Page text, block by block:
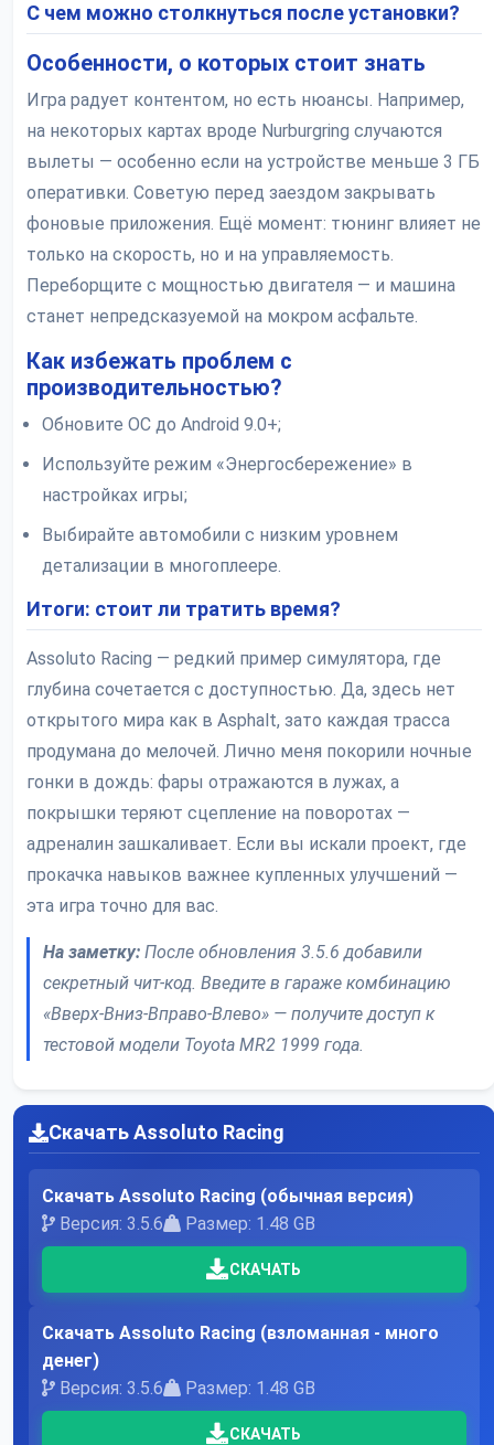
С чем можно столкнуться после установки?
Особенности, о которых стоит знать
Игра радует контентом, но есть нюансы. Например,
на некоторых картах вроде Nurburgring случаются
вылеты — особенно если на устройстве меньше 3 ГБ
оперативки. Советую перед заездом закрывать
фоновые приложения. Ещё момент: тюнинг влияет не
только на скорость, но и на управляемость.
Переборщите с мощностью двигателя — и машина
станет непредсказуемой на мокром асфальте.
Как избежать проблем с
производительностью?
Обновите ОС до Android 9.0+;
Используйте режим «Энергосбережение» в
настройках игры;
Выбирайте автомобили с низким уровнем
детализации в многоплеере.
Итоги: стоит ли тратить время?
Assoluto Racing — редкий пример симулятора, где
глубина сочетается с доступностью. Да, здесь нет
открытого мира как в Asphalt, зато каждая трасса
продумана до мелочей. Лично меня покорили ночные
гонки в дождь: фары отражаются в лужах, а
покрышки теряют сцепление на поворотах —
адреналин зашкаливает. Если вы искали проект, где
прокачка навыков важнее купленных улучшений —
эта игра точно для вас.
На заметку: После обновления 3.5.6 добавили
секретный чит-код. Введите в гараже комбинацию
«Вверх-Вниз-Вправо-Влево» — получите доступ к
тестовой модели Toyota MR2 1999 года.
Скачать Assoluto Racing
Скачать Assoluto Racing (обычная версия)
Версия: 3.5.6
Размер: 1.48 GB
СКАЧАТЬ
Скачать Assoluto Racing (взломанная - много
денег)
Версия: 3.5.6
Размер: 1.48 GB
СКАЧАТЬ